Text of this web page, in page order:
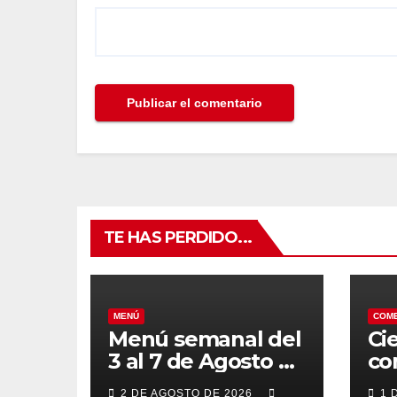
TE HAS PERDIDO...
MENÚ
Menú semanal del
3 al 7 de Agosto de
2026
2 DE AGOSTO DE 2026
71